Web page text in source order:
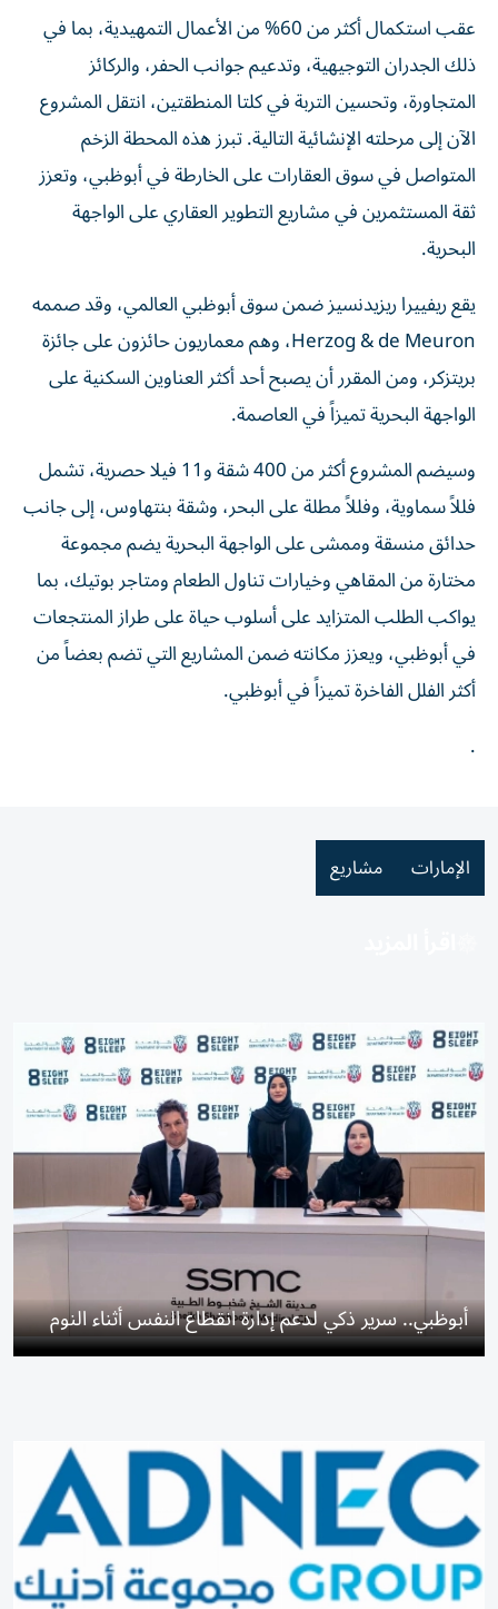
عقب استكمال أكثر من 60% من الأعمال التمهيدية، بما في
ذلك الجدران التوجيهية، وتدعيم جوانب الحفر، والركائز
المتجاورة، وتحسين التربة في كلتا المنطقتين، انتقل المشروع
الآن إلى مرحلته الإنشائية التالية. تبرز هذه المحطة الزخم
المتواصل في سوق العقارات على الخارطة في أبوظبي، وتعزز
ثقة المستثمرين في مشاريع التطوير العقاري على الواجهة
البحرية.
يقع ريفييرا ريزيدنسيز ضمن سوق أبوظبي العالمي، وقد صممه
Herzog & de Meuron، وهم معماريون حائزون على جائزة
بريتزكر، ومن المقرر أن يصبح أحد أكثر العناوين السكنية على
الواجهة البحرية تميزاً في العاصمة.
وسيضم المشروع أكثر من 400 شقة و11 فيلا حصرية، تشمل
فللاً سماوية، وفللاً مطلة على البحر، وشقة بنتهاوس، إلى جانب
حدائق منسقة وممشى على الواجهة البحرية يضم مجموعة
مختارة من المقاهي وخيارات تناول الطعام ومتاجر بوتيك، بما
يواكب الطلب المتزايد على أسلوب حياة على طراز المنتجعات
في أبوظبي، ويعزز مكانته ضمن المشاريع التي تضم بعضاً من
أكثر الفلل الفاخرة تميزاً في أبوظبي.
.
الإمارات مشاريع
أبوظبي.. سرير ذكي لدعم إدارة انقطاع النفس أثناء النوم